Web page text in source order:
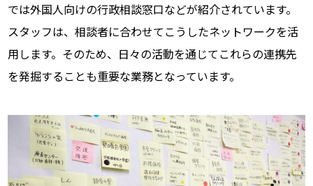
では外国人向けの行政相談窓口などが紹介されています。
スタッフは、相談者に合わせてこうしたネットワークを活
用します。そのため、日々の活動を通じてこれらの連携先
を発掘することも重要な業務となっています。